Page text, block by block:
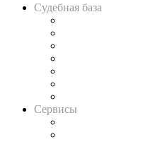
Судебная база
Сервисы